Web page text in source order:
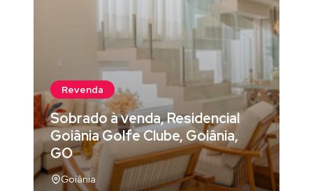
Revenda
Sobrado à venda, Residencial
Goiânia Golfe Clube, Goiânia,
GO
Goiânia